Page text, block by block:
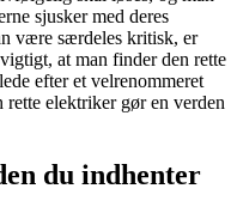
sjusker med deres
være særdeles kritisk, er
at man finder den rette
efter et velrenommeret
elektriker gør en verden
du indhenter